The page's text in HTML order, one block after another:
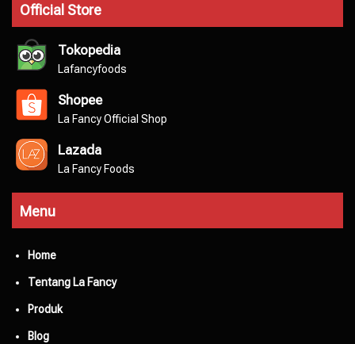
Official Store
Tokopedia
Lafancyfoods
Shopee
La Fancy Official Shop
Lazada
La Fancy Foods
Menu
Home
Tentang La Fancy
Produk
Blog